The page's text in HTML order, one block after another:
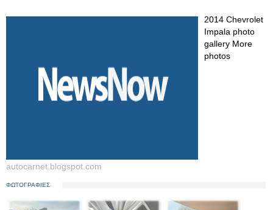
2014 Chevrolet
Impala photo
gallery More
photos
autocarnet.blogspot.com
ΦΩΤΟΓΡΑΦΙΕΣ